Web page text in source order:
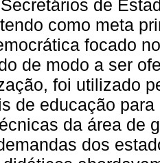
de
como meta
focado
de modo a ser
foi utilizado
de educação
da área de
dos